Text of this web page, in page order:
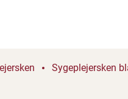
Sygeplejersken